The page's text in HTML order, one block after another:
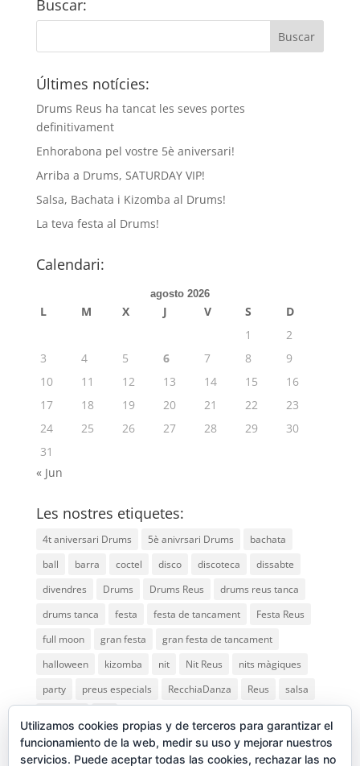
Buscar:
Últimes notícies:
Drums Reus ha tancat les seves portes
definitivament
Enhorabona pel vostre 5è aniversari!
Arriba a Drums, SATURDAY VIP!
Salsa, Bachata i Kizomba al Drums!
La teva festa al Drums!
Calendari:
agosto 2026
L M X J V S
D
1
2
3
4 5 6 7 8
9
10
11 12 13 14 15
16
17
18 19 20 21 22
23
24
25 26 27 28 29
30
31
« Jun
Les nostres etiquetes:
4t aniversari Drums 5è anivrsari Drums
bachata
ball
barra coctel disco discoteca
dissabte
divendres
Drums Drums Reus
drums reus tanca
drums tanca
festa festa de tancament
Festa Reus
full moon
gran festa
gran festa de tancament
halloween
kizomba nit Nit Reus
nits màgiques
party
preus especials RecchiaDanza Reus
salsa
Utilizamos cookies propias y de terceros para garantizar el
funcionamiento de la web, medir su uso y mejorar nuestros
servicios. Puede aceptar todas las cookies, rechazar las no